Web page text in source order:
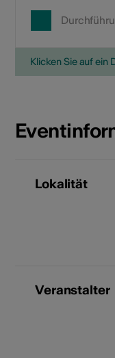
Klicken Sie auf ein
Lokalität
Veranstalter